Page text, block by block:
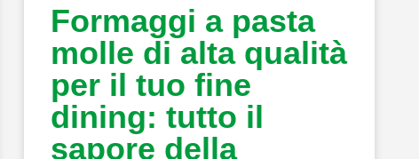
Formaggi a pasta
molle di alta qualità
per il tuo fine
dining: tutto il
sapore della